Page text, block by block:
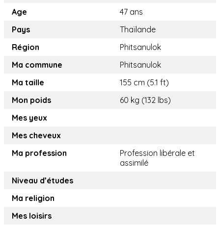
Age
47 ans
Pays
Thaïlande
Région
Phitsanulok
Ma commune
Phitsanulok
Ma taille
155 cm (5.1 ft)
Mon poids
60 kg (132 lbs)
Mes yeux
Mes cheveux
Ma profession
Profession libérale et
assimilé
Niveau d’études
Ma religion
Mes loisirs